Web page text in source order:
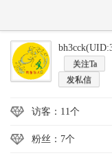
关注Ta
发私信
访客：11个
粉丝：7个